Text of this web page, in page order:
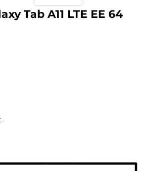
Tab A11 LTE EE 64